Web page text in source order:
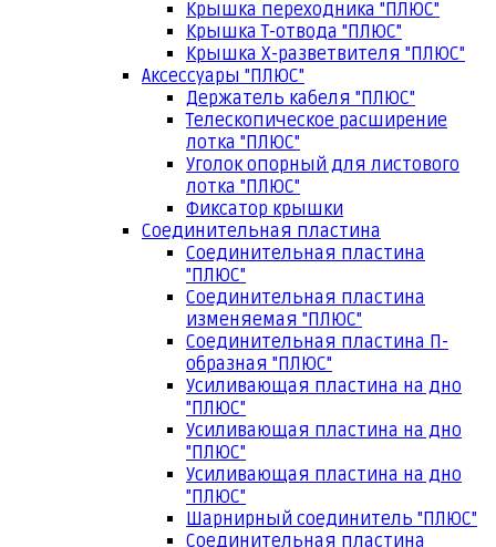
Крышка переходника "ПЛЮС"
Крышка Т-отвода "ПЛЮС"
Крышка Х-разветвителя "ПЛЮС"
Аксессуары "ПЛЮС"
Держатель кабеля "ПЛЮС"
Телескопическое расширение
лотка "ПЛЮС"
Уголок опорный для листового
лотка "ПЛЮС"
Фиксатор крышки
Соединительная пластина
Соединительная пластина
"ПЛЮС"
Соединительная пластина
изменяемая "ПЛЮС"
Соединительная пластина П-
образная "ПЛЮС"
Усиливающая пластина на дно
"ПЛЮС"
Усиливающая пластина на дно
"ПЛЮС"
Усиливающая пластина на дно
"ПЛЮС"
Шарнирный соединитель "ПЛЮС"
Соединительная пластина